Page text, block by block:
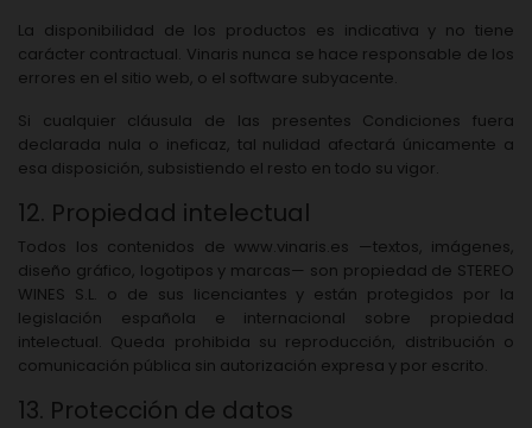
La disponibilidad de los productos es indicativa y no tiene
carácter contractual. Vinaris nunca se hace responsable de los
errores en el sitio web, o el software subyacente.
Si cualquier cláusula de las presentes Condiciones fuera
declarada nula o ineficaz, tal nulidad afectará únicamente a
esa disposición, subsistiendo el resto en todo su vigor.
12. Propiedad intelectual
Todos los contenidos de www.vinaris.es —textos, imágenes,
diseño gráfico, logotipos y marcas— son propiedad de STEREO
WINES S.L. o de sus licenciantes y están protegidos por la
legislación española e internacional sobre propiedad
intelectual. Queda prohibida su reproducción, distribución o
comunicación pública sin autorización expresa y por escrito.
13. Protección de datos